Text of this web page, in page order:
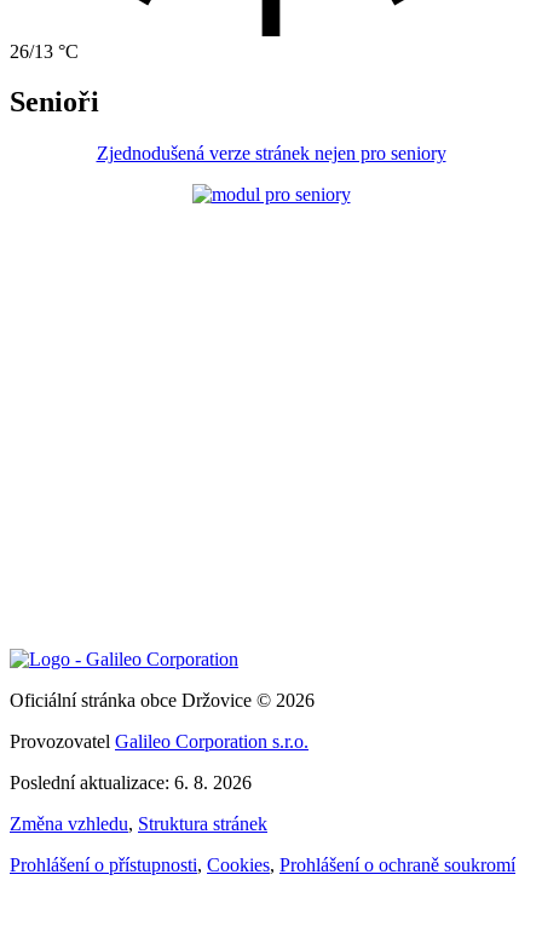
26/13 °C
Senioři
Zjednodušená verze stránek nejen pro seniory
Oficiální stránka obce Držovice © 2026
Provozovatel Galileo Corporation s.r.o.
Poslední aktualizace: 6. 8. 2026
Změna vzhledu, Struktura stránek
Prohlášení o přístupnosti, Cookies, Prohlášení o ochraně soukromí